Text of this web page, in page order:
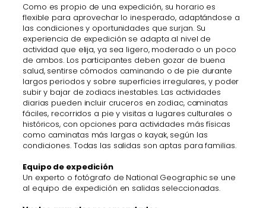
Como es propio de una expedición, su horario es
flexible para aprovechar lo inesperado, adaptándose a
las condiciones y oportunidades que surjan. Su
experiencia de expedición se adapta al nivel de
actividad que elija, ya sea ligero, moderado o un poco
de ambos. Los participantes deben gozar de buena
salud, sentirse cómodos caminando o de pie durante
largos periodos y sobre superficies irregulares, y poder
subir y bajar de zodiacs inestables. Las actividades
diarias pueden incluir cruceros en zodiac, caminatas
fáciles, recorridos a pie y visitas a lugares culturales o
históricos, con opciones para actividades más físicas
como caminatas más largas o kayak, según las
condiciones. Todas las salidas son aptas para familias.
Equipo de expedición
Un experto o fotógrafo de National Geographic se une
al equipo de expedición en salidas seleccionadas.